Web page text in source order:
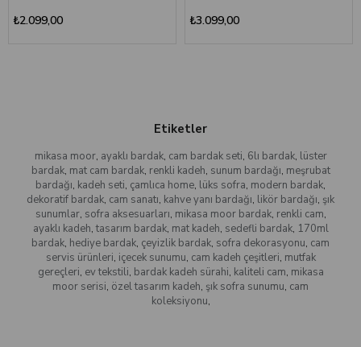
₺2.099,00 ₺3.099,00
Etiketler
mikasa moor, ayaklı bardak, cam bardak seti, 6lı bardak, lüster
bardak, mat cam bardak, renkli kadeh, sunum bardağı, meşrubat
bardağı, kadeh seti, çamlıca home, lüks sofra, modern bardak,
dekoratif bardak, cam sanatı, kahve yanı bardağı, likör bardağı, şık
sunumlar, sofra aksesuarları, mikasa moor bardak, renkli cam,
ayaklı kadeh,tasarım bardak, mat kadeh, sedefli bardak, 170ml
bardak, hediye bardak, çeyizlik bardak, sofra dekorasyonu, cam
servis ürünleri, içecek sunumu, cam kadeh çeşitleri, mutfak
gereçleri, ev tekstili, bardak kadeh sürahi, kaliteli cam, mikasa
moor serisi, özel tasarım kadeh, şık sofra sunumu, cam
koleksiyonu,